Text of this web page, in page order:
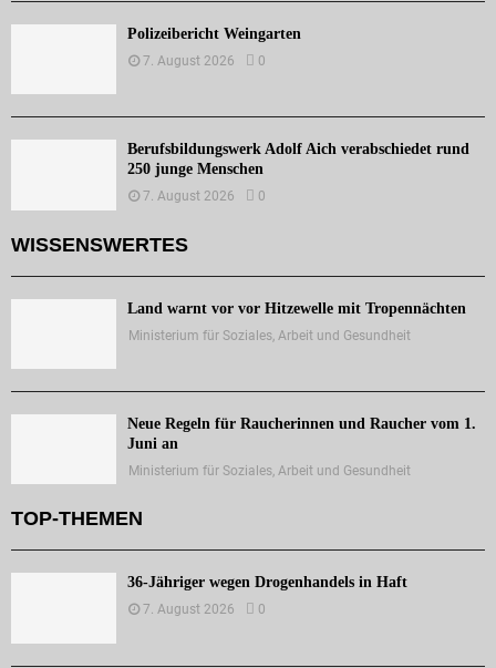
Polizeibericht Weingarten
7. August 2026 0
Berufsbildungswerk Adolf Aich verabschiedet rund
250 junge Menschen
7. August 2026 0
WISSENSWERTES
Land warnt vor vor Hitzewelle mit Tropennächten
Ministerium für Soziales, Arbeit und Gesundheit
Neue Regeln für Raucherinnen und Raucher vom 1.
Juni an
Ministerium für Soziales, Arbeit und Gesundheit
TOP-THEMEN
36-Jähriger wegen Drogenhandels in Haft
7. August 2026 0